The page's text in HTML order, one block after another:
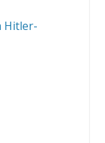
Hitler-